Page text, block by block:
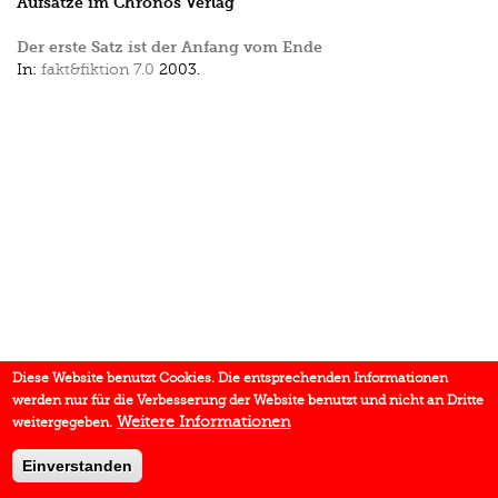
Der erste Satz ist der Anfang vom Ende
In: fakt&fiktion 7.0 2003.
Diese Website benutzt Cookies. Die entsprechenden Informationen
werden nur für die Verbesserung der Website benutzt und nicht an Dritte
weitergegeben. Weitere Informationen
Einverstanden